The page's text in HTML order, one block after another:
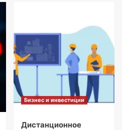
Бизнес и инвестиции
Дистанционное